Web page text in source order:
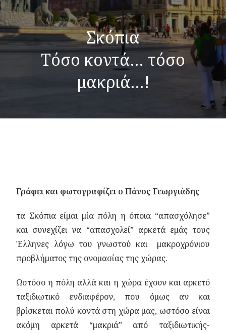
Σκόπια
Τόσο κοντά… τόσο
μακριά…!
Γράφει και φωτογραφίζει o Πάνος Γεωργιάδης
τα Σκόπια είμαι μία πόλη η όποια “απασχόλησε”
και συνεχίζει να “απασχολεί” αρκετά εμάς τους
Έλληνες λόγω του γνωστού και μακροχρόνιου
προβλήματος της ονομασίας της χώρας.
Ωστόσο η πόλη αλλά και η χώρα έχουν και αρκετό
ταξιδιωτικό ενδιαφέρον, που όμως αν και
βρίσκεται πολύ κοντά στη χώρα μας, ωστόσο είναι
ακόμη αρκετά “μακριά” από ταξιδιωτικής-